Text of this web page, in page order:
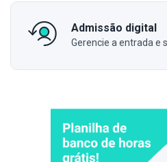
Admissão digital
Gerencie a entrada e